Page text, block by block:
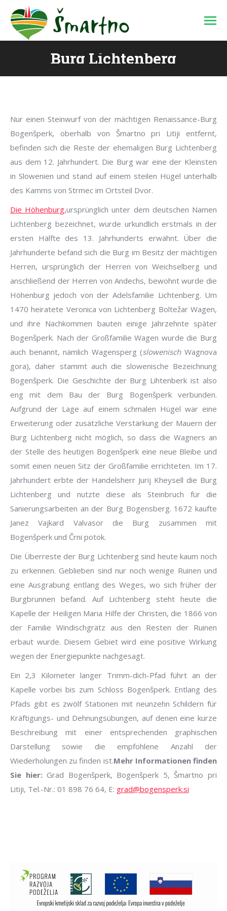
Burg Lichtenberg
Sie befinden sich hier:
Nur einen Steinwurf von der mächtigen Renaissance-Burg
Bogenšperk, oberhalb von Šmartno pri Litiji entfernt,
befinden sich die Reste der ehemaligen Burg Lichtenberg
aus dem 12. Jahrhundert. Die Burg war eine der Kleinsten
in Slowenien und stand auf einem steilen Hügel unterhalb
des Kamms von Strmec im Ortsteil Dvor.
Die Höhenburg,ursprünglich unter dem deutschen Namen
Lichtenberg bezeichnet, wurde urkundlich erstmals in der
ersten Hälfte des 13. Jahrhunderts erwähnt. Über die
Jahrhunderte befand sich die Burg im Besitz der mächtigen
Herren, ursprünglich der Herren von Weichselberg und
anschließend der Herren von Andechs, bewohnt wurde die
Höhenburg jedoch von der Adelsfamilie Lichtenberg. Um
1470 heiratete Veronica von Lichtenberg Boltežar Wagen,
und ihre Nachkommen bauten einige Jahrzehnte später
Bogenšperk. Nach der Großfamilie Wagen wurde die Burg
auch benannt, nämlich Wagensperg (slowenischWagnova
gora), daher stammt auch die slowenische Bezeichnung
Bogenšperk. Die Geschichte der Burg Lihtenberk ist also
eng mit dem Bau der Burg Bogenšperk verbunden.
Aufgrund der Lage auf einem schmalen Hügel war eine
Erweiterung oder zusätzliche Verstärkung der Mauern der
Burg Lichtenberg nicht möglich, so dass die Wagners an
der Stelle des heutigen Bogenšperk eine neue Bleibe und
somit einen neuen Sitz der Großfamilie errichteten. Im 17.
Jahrhundert erbte der Handelsherr Jurij Kheysell die Burg
Lichtenberg und nutzte diese als Steinbruch für die
Sanierungsarbeiten an der Burg Bogensberg. 1672 kaufte
Janez Vajkard Valvasor die Burg zusammen mit
Bogenšperk und Črni potok.
Die Überreste der Burg Lichtenberg sind heute kaum noch
zu erkennen. Geblieben sind nur noch wenige Ruinen und
eine Ausgrabung entlang des Weges, wo sich früher der
Burgbrunnen befand. Auf Lichtenberg steht heute die
Kapelle der Heiligen Maria Hilfe der Christen, die 1866 von
der Familie Windischgrätz aus den Resten der Ruinen
erbaut wurde. Diesem Gebiet wird eine positive Wirkung
wegen der Energiepunkte nachgesagt.
Ein 2,3 Kilometer langer Trimm-dich-Pfad führt an der
Kapelle vorbei bis zum Schloss Bogenšperk. Entlang des
Pfads gibt es zwölf Stationen mit neunzehn Schildern für
Kräftigungs- und Dehnungsübungen, auf denen eine kurze
Beschreibung mit einer entsprechenden graphischen
Darstellung sowie die empfohlene Anzahl der
Wiederholungen zu finden ist.Mehr Informationen finden
Sie hier: Grad Bogenšperk, Bogenšperk 5, Šmartno pri
Litiji, Tel.-Nr.: 01 898 76 64, E: grad@bogensperk.si